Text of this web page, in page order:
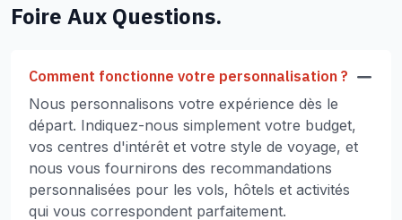
Foire Aux Questions.
Comment fonctionne votre personnalisation ?
Nous personnalisons votre expérience dès le
départ. Indiquez-nous simplement votre budget,
vos centres d'intérêt et votre style de voyage, et
nous vous fournirons des recommandations
personnalisées pour les vols, hôtels et activités
qui vous correspondent parfaitement.